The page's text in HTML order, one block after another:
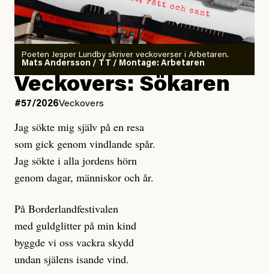
Poeten Jesper Lundby skriver veckoverser i Arbetaren.
Mats Andersson / TT / Montage: Arbetaren
Veckovers: Sökaren
#57/2026Veckovers
Jag sökte mig själv på en resa
som gick genom vindlande spår.
Jag sökte i alla jordens hörn
genom dagar, människor och år.
På Borderlandfestivalen
med guldglitter på min kind
byggde vi oss vackra skydd
undan själens isande vind.